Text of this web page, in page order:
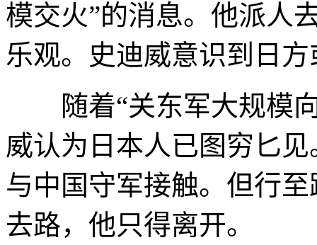
模交火”的消息。他派人
乐观。史迪威意识到日
随着“关东军大规模向
威认为日本人已图穷匕
与中国守军接触。但行
去路，他只得离开。